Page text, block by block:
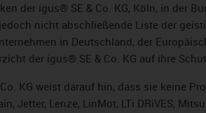
der igus® SE & Co. KG, Köln, in der
nicht abschließende Liste der
in Deutschland, der
der igus® SE & Co. KG auf ihre
KG weist darauf hin, dass sie keine
Jetter, Lenze, LinMot, LTi DRiVES,